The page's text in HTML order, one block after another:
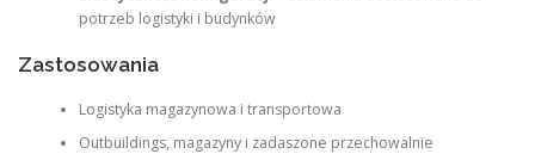
potrzeb logistyki i budynków
Zastosowania
Logistyka magazynowa i transportowa
Outbuildings, magazyny i zadaszone przechowalnie